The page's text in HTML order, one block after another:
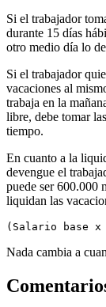
Si el trabajador
durante 15 días
otro medio día lo
Si el trabajador
vacaciones al
trabaja en la
libre, debe tomar
tiempo.
En cuanto a la
devengue el
puede ser 600.000
liquidan las
(Salario base x
Nada cambia a